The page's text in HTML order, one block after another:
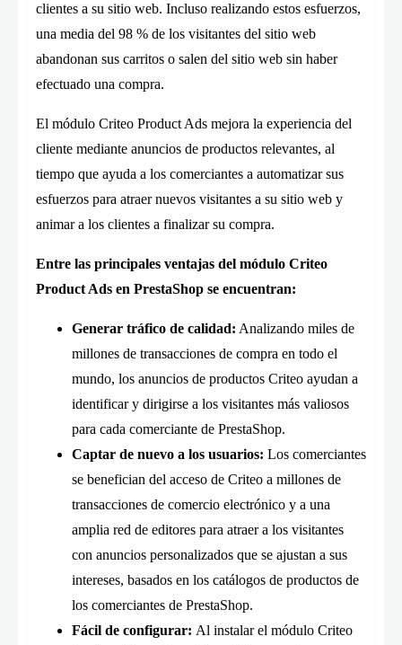
clientes a su sitio web. Incluso realizando estos esfuerzos,
una media del 98 % de los visitantes del sitio web
abandonan sus carritos o salen del sitio web sin haber
efectuado una compra.
El módulo Criteo Product Ads mejora la experiencia del
cliente mediante anuncios de productos relevantes, al
tiempo que ayuda a los comerciantes a automatizar sus
esfuerzos para atraer nuevos visitantes a su sitio web y
animar a los clientes a finalizar su compra.
Entre las principales ventajas del módulo Criteo
Product Ads en PrestaShop se encuentran:
Generar tráfico de calidad: Analizando miles de
millones de transacciones de compra en todo el
mundo, los anuncios de productos Criteo ayudan a
identificar y dirigirse a los visitantes más valiosos
para cada comerciante de PrestaShop.
Captar de nuevo a los usuarios: Los comerciantes
se benefician del acceso de Criteo a millones de
transacciones de comercio electrónico y a una
amplia red de editores para atraer a los visitantes
con anuncios personalizados que se ajustan a sus
intereses, basados en los catálogos de productos de
los comerciantes de PrestaShop.
Fácil de configurar: Al instalar el módulo Criteo